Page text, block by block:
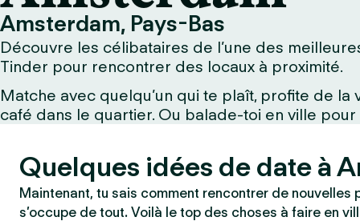
Amsterdam, Pays-Bas
Découvre les célibataires de l’une des
Tinder pour rencontrer des locaux à proximité.
Matche avec quelqu’un qui te plaît, profite de
café dans le quartier. Ou balade-toi en ville
Quelques idées de date à
Maintenant, tu sais comment rencontrer de nouvelles
s’occupe de tout. Voilà le top des choses à faire en